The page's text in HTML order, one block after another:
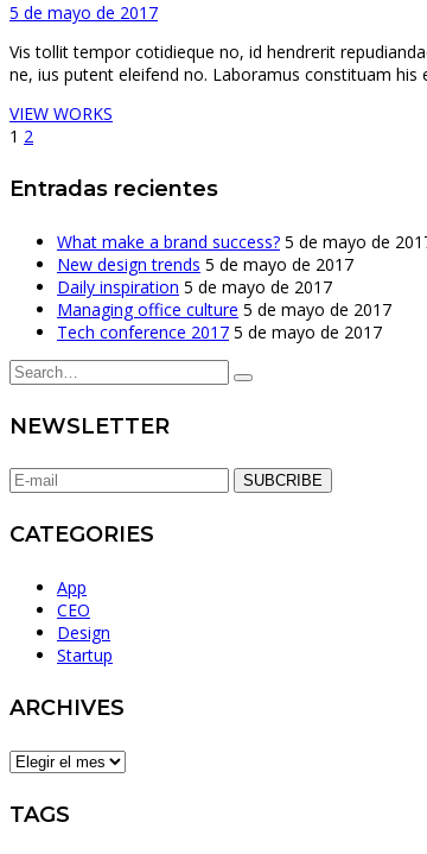
5 de mayo de 2017
Vis tollit tempor cotidieque no, id hendrerit
ne, ius putent eleifend no. Laboramus constituam
VIEW WORKS
1 2
Entradas recientes
What make a brand success? 5 de mayo de
New design trends 5 de mayo de 2017
Daily inspiration 5 de mayo de 2017
Managing office culture 5 de mayo de 2017
Tech conference 2017 5 de mayo de 2017
NEWSLETTER
SUBCRIBE
CATEGORIES
App
CEO
Design
Startup
ARCHIVES
ARCHIVES
TAGS